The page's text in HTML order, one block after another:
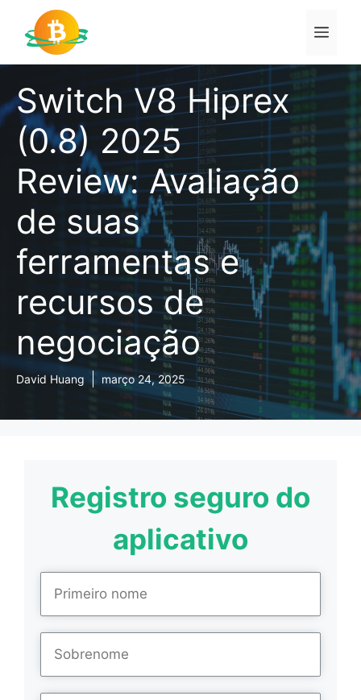
para
conteúdo
Switch V8 Hiprex
(0.8) 2025
Review: Avaliação
de suas
ferramentas e
recursos de
negociação
David Huang março 24, 2025
Registro seguro do
aplicativo